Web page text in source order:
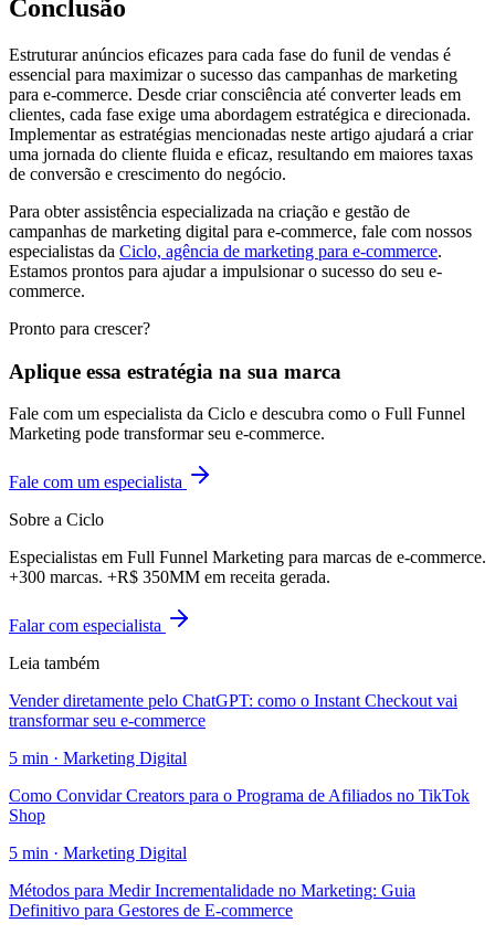
Conclusão
Estruturar anúncios eficazes para cada fase do funil de vendas é
essencial para maximizar o sucesso das campanhas de marketing
para e-commerce. Desde criar consciência até converter leads em
clientes, cada fase exige uma abordagem estratégica e direcionada.
Implementar as estratégias mencionadas neste artigo ajudará a criar
uma jornada do cliente fluida e eficaz, resultando em maiores taxas
de conversão e crescimento do negócio.
Para obter assistência especializada na criação e gestão de
campanhas de marketing digital para e-commerce, fale com nossos
especialistas da Ciclo, agência de marketing para e-commerce.
Estamos prontos para ajudar a impulsionar o sucesso do seu e-
commerce.
Pronto para crescer?
Aplique essa estratégia na sua marca
Fale com um especialista da Ciclo e descubra como o Full Funnel
Marketing pode transformar seu e-commerce.
Fale com um especialista
Sobre a Ciclo
Especialistas em Full Funnel Marketing para marcas de e-commerce.
+300 marcas. +R$ 350MM em receita gerada.
Falar com especialista
Leia também
Vender diretamente pelo ChatGPT: como o Instant Checkout vai
transformar seu e-commerce
5 min · Marketing Digital
Como Convidar Creators para o Programa de Afiliados no TikTok
Shop
5 min · Marketing Digital
Métodos para Medir Incrementalidade no Marketing: Guia
Definitivo para Gestores de E-commerce